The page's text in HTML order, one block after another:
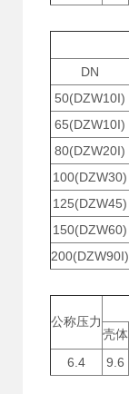
DN
50(DZW10I)
65(DZW10I)
80(DZW20I)
100(DZW30)
125(DZW45)
150(DZW60)
200(DZW90I)
公称压力
壳体
6.4 9.6